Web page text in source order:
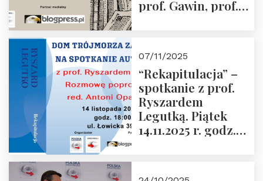
prof. Gawin, prof.
07/11/2025
“Rekapitulacja” –
spotkanie z prof.
Ryszardem
Legutką. Piątek
14.11.2025 r. godz.